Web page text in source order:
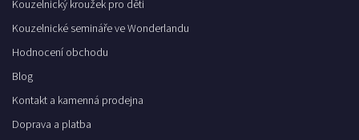
Kouzelnický kroužek pro děti
Kouzelnické semináře ve Wonderlandu
Hodnocení obchodu
Blog
Kontakt a kamenná prodejna
Doprava a platba